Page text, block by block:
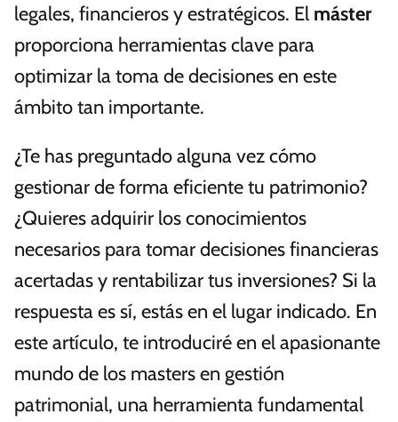
legales, financieros y estratégicos. El máster
proporciona herramientas clave para
optimizar la toma de decisiones en este
ámbito tan importante.
¿Te has preguntado alguna vez cómo
gestionar de forma eficiente tu patrimonio?
¿Quieres adquirir los conocimientos
necesarios para tomar decisiones financieras
acertadas y rentabilizar tus inversiones? Si la
respuesta es sí, estás en el lugar indicado. En
este artículo, te introduciré en el apasionante
mundo de los masters en gestión
patrimonial, una herramienta fundamental